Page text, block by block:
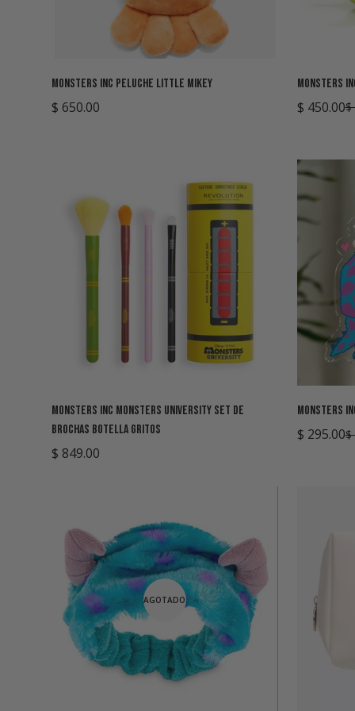
Monsters Inc Peluche Little Mikey
Precio
$ 650.00
Monsters
Precio
$ 450.00
Precio
$
Agregar rápido
Monsters Inc Monsters University Set De
Brochas Botella Gritos
Precio
$ 849.00
Monsters
Precio
$ 295.00
Precio
$
AGOTADO